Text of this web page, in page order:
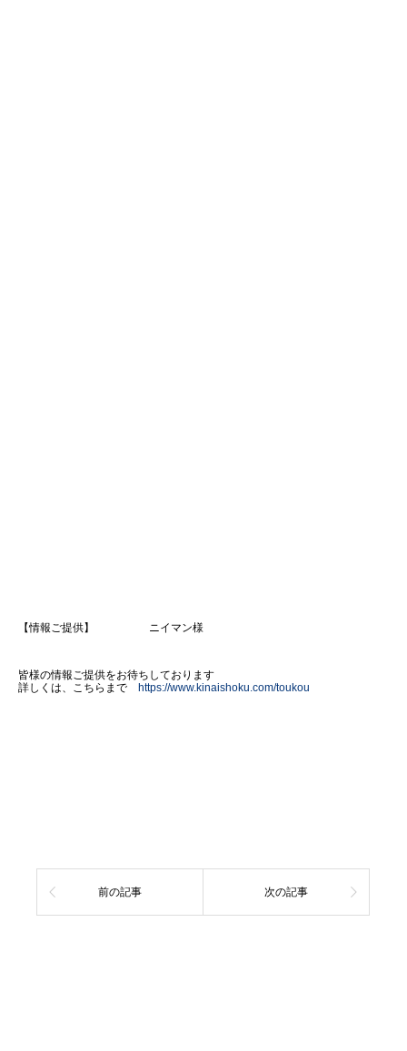
【情報ご提供】 ニイマン様
皆様の情報ご提供をお待ちしております
詳しくは、こちらまで https://www.kinaishoku.com/toukou
前の記事 次の記事